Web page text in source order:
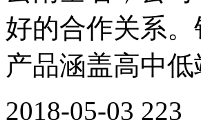
好的合作关系
产品涵盖高中
2018-05-03 223